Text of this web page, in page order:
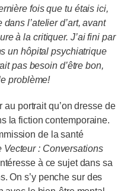
fois que tu étais ici,
l’atelier d’art, avant
à la critiquer. J’ai fini par
un hôpital psychiatrique
pas besoin d’être bon,
là le problème!
au portrait qu’on dresse de
la fiction contemporaine.
de la santé
Vecteur : Conversations
à ce sujet dans sa
On s’y penche sur des